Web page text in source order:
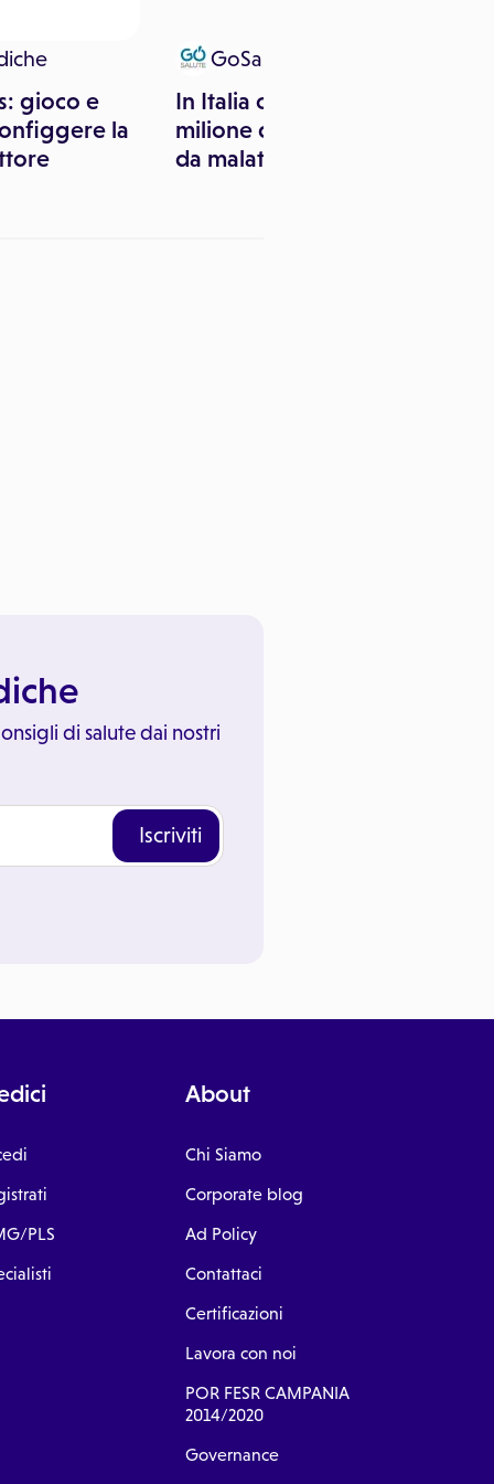
gioco e
la
GoSalute
In Italia circa mezzo
milione di persone affetto
da malattie rare
di salute dai nostri
Iscriviti
PLS
About
Chi Siamo
Corporate blog
Ad Policy
Contattaci
Certificazioni
Lavora con noi
POR FESR CAMPANIA
2014/2020
Governance